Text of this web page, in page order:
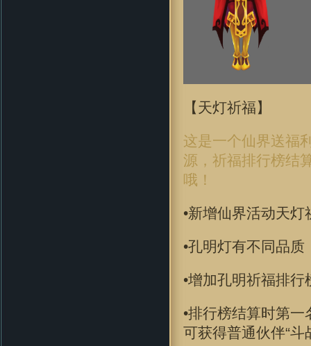
【天灯祈福】
这是一个仙界送福
源，祈福排行榜结
哦！
•新增仙界活动天
•孔明灯有不同品
•增加孔明祈福排行
•排行榜结算时第
可获得普通伙伴“斗